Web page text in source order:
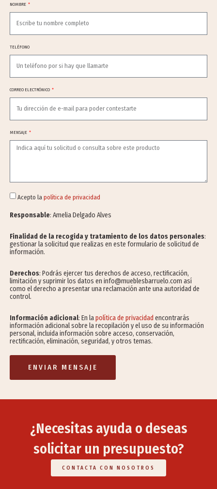
NOMBRE
TELÉFONO
CORREO ELECTRÓNICO
MENSAJE
Acepto la política de privacidad
Responsable: Amelia Delgado Alves
Finalidad de la recogida y tratamiento de los datos personales:
gestionar la solicitud que realizas en este formulario de solicitud de
información.
Derechos: Podrás ejercer tus derechos de acceso, rectificación,
limitación y suprimir los datos en info@mueblesbarruelo.com así
como el derecho a presentar una reclamación ante una autoridad de
control.
Información adicional: En lapolítica de privacidad encontrarás
información adicional sobre la recopilación y el uso de su información
personal, incluida información sobre acceso, conservación,
rectificación, eliminación, seguridad, y otros temas.
ENVIAR MENSAJE
¿Necesitas ayuda o deseas
solicitar un presupuesto?
CONTACTA CON NOSOTROS